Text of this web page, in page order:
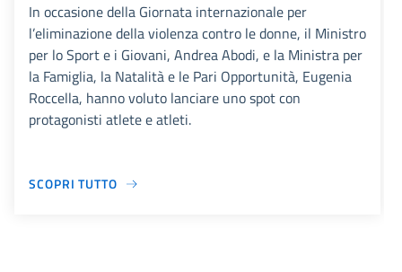
In occasione della Giornata internazionale per
l’eliminazione della violenza contro le donne, il Ministro
per lo Sport e i Giovani, Andrea Abodi, e la Ministra per
la Famiglia, la Natalità e le Pari Opportunità, Eugenia
Roccella, hanno voluto lanciare uno spot con
protagonisti atlete e atleti.
SCOPRI TUTTO